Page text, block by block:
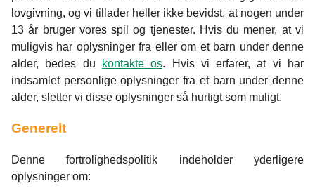
lovgivning, og vi tillader heller ikke bevidst, at nogen under
13 år bruger vores spil og tjenester. Hvis du mener, at vi
muligvis har oplysninger fra eller om et barn under denne
alder, bedes du
kontakte os. Hvis vi erfarer, at vi har
indsamlet personlige oplysninger fra et barn under denne
alder, sletter vi disse oplysninger så hurtigt som muligt.
Generelt
Denne fortrolighedspolitik indeholder yderligere
oplysninger om: